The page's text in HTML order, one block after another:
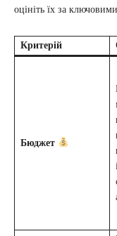
оцініть їх за
Критерій
Бюджет